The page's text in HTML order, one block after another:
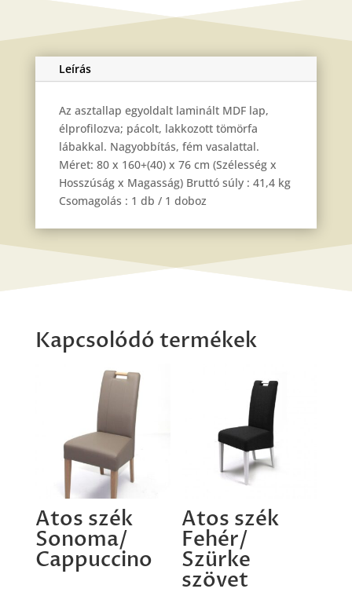
Leírás
Az asztallap egyoldalt laminált MDF lap,
élprofilozva; pácolt, lakkozott tömörfa
lábakkal. Nagyobbítás, fém vasalattal.
Méret: 80 x 160+(40) x 76 cm (Szélesség x
Hosszúság x Magasság) Bruttó súly : 41,4 kg
Csomagolás : 1 db / 1 doboz
Kapcsolódó termékek
Atos szék
Sonoma/
Cappuccino
Atos szék
Fehér/
Szürke
szövet